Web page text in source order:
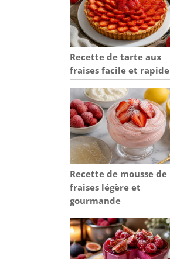
Recette de tarte aux
fraises facile et rapide
Recette de mousse de
fraises légère et
gourmande